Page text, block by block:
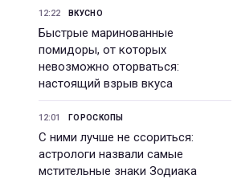
12:22 ВКУСНО
Быстрые маринованные
помидоры, от которых
невозможно оторваться:
настоящий взрыв вкуса
12:01 ГОРОСКОПЫ
С ними лучше не ссориться:
астрологи назвали самые
мстительные знаки Зодиака